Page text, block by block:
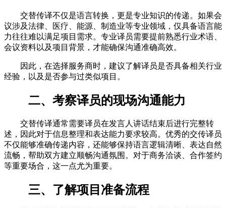
交替传译不仅是语言转换，更是专业知识的传递。如果会
议涉及法律、医疗、能源、制造业等专业领域，仅具备语言能
力往往难以满足项目需求。专业译员需要提前熟悉行业术语、
会议资料以及项目背景，才能确保沟通准确高效。
因此，在选择服务商时，建议了解译员是否具备相关行业
经验，以及是否参与过类似项目。
二、考察译员的现场沟通能力
交替传译通常需要译员在发言人讲话结束后进行完整转
述，因此对于信息整理和表达能力要求较高。优秀的交传译员
不仅能够准确传递内容，还能够保持语言逻辑清晰、表达自然
流畅，帮助双方建立顺畅沟通氛围。对于商务洽谈、合作签约
等重要场合，这一点尤为重要。
三、了解项目准备流程